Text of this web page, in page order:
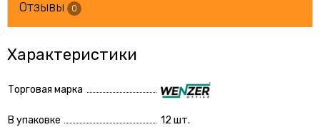
Отзывы 0
Характеристики
Торговая марка
В упаковке 12 шт.